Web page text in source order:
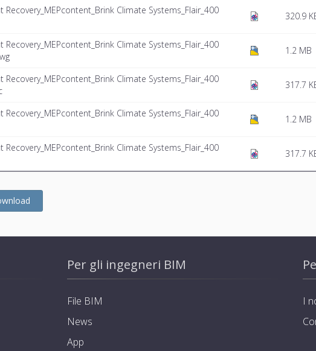
Recovery_MEPcontent_Brink Climate Systems_Flair_400
320.9
Recovery_MEPcontent_Brink Climate Systems_Flair_400
1.2 MB
Recovery_MEPcontent_Brink Climate Systems_Flair_400
317.7
Recovery_MEPcontent_Brink Climate Systems_Flair_400
1.2 MB
Recovery_MEPcontent_Brink Climate Systems_Flair_400
317.7
Per gli ingegneri BIM
File BIM
News
App
I